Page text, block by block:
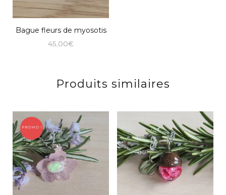
Bague fleurs de myosotis
45,00€
Produits similaires
PROMO !